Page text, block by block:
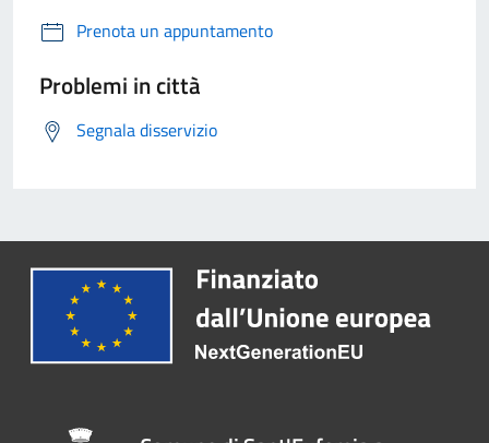
Prenota un appuntamento
Problemi in città
Segnala disservizio